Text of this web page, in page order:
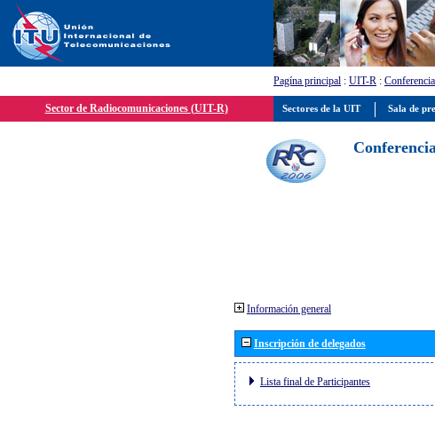
Pagína principal : UIT-R :
Sector de Radiocomunicaciones (UIT-R)
Información general
Inscripción de delegados
Lista final de Participantes
Sectores de la UIT Sala de